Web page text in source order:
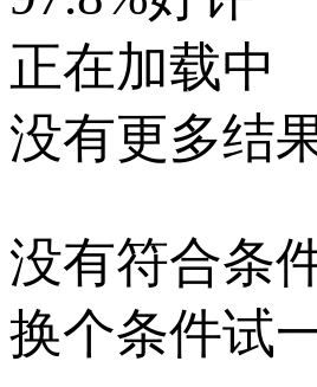
正在加载中
没有更多结
没有符合条
换个条件试